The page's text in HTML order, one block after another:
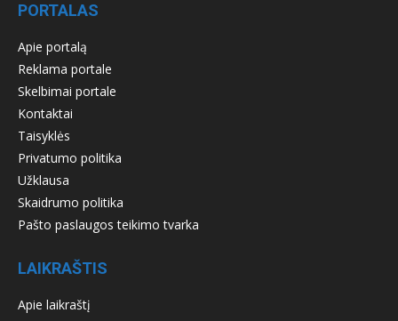
PORTALAS
Apie portalą
Reklama portale
Skelbimai portale
Kontaktai
Taisyklės
Privatumo politika
Užklausa
Skaidrumo politika
Pašto paslaugos teikimo tvarka
LAIKRAŠTIS
Apie laikraštį